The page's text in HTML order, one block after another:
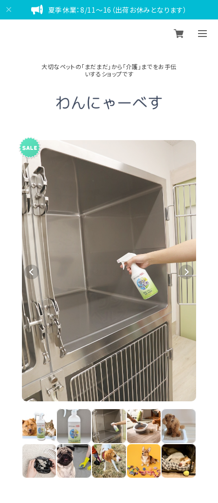
夏季休業：8/11～16（出荷お休みとなります）
大切なペットの「まだまだ」から「介護」までをお手伝
いするショップです